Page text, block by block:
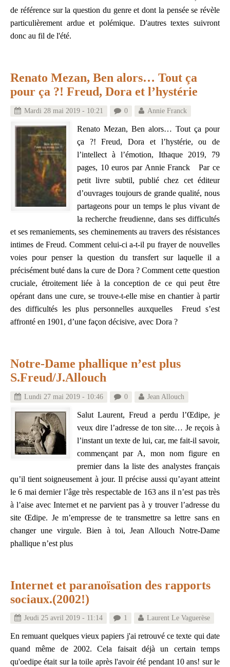
de référence sur la question du genre et dont la pensée se révèle
particulièrement ardue et polémique. D'autres textes suivront
donc au fil de l'été.
Renato Mezan, Ben alors… Tout ça
pour ça ?! Freud, Dora et l’hystérie
Mardi 28 mai 2019 - 10:21 0 Annie Franck
Renato Mezan, Ben alors… Tout ça pour
ça ?! Freud, Dora et l’hystérie, ou de
l’intellect à l’émotion, Ithaque 2019, 79
pages, 10 euros par Annie Franck Par ce
petit livre subtil, publié chez cet éditeur
d’ouvrages toujours de grande qualité, nous
partageons pour un temps le plus vivant de
la recherche freudienne, dans ses difficultés
et ses remaniements, ses cheminements au travers des résistances
intimes de Freud. Comment celui-ci a-t-il pu frayer de nouvelles
voies pour penser la question du transfert sur laquelle il a
précisément buté dans la cure de Dora ? Comment cette question
cruciale, étroitement liée à la conception de ce qui peut être
opérant dans une cure, se trouve-t-elle mise en chantier à partir
des difficultés les plus personnelles auxquelles Freud s’est
affronté en 1901, d’une façon décisive, avec Dora ?
Notre-Dame phallique n’est plus
S.Freud/J.Allouch
Lundi 27 mai 2019 - 10:46 0 Jean Allouch
Salut Laurent, Freud a perdu l’Œdipe, je
veux dire l’adresse de ton site… Je reçois à
l’instant un texte de lui, car, me fait-il savoir,
commençant par A, mon nom figure en
premier dans la liste des analystes français
qu’il tient soigneusement à jour. Il précise aussi qu’ayant atteint
le 6 mai dernier l’âge très respectable de 163 ans il n’est pas très
à l’aise avec Internet et ne parvient pas à y trouver l’adresse du
site Œdipe. Je m’empresse de te transmettre sa lettre sans en
changer une virgule. Bien à toi, Jean Allouch Notre-Dame
phallique n’est plus
Internet et paranoïsation des rapports
sociaux.(2002!)
Jeudi 25 avril 2019 - 11:14 1 Laurent Le Vaguerèse
En remuant quelques vieux papiers j'ai retrouvé ce texte qui date
quand même de 2002. Cela faisait déjà un certain temps
qu'oedipe était sur la toile après l'avoir été pendant 10 ans! sur le